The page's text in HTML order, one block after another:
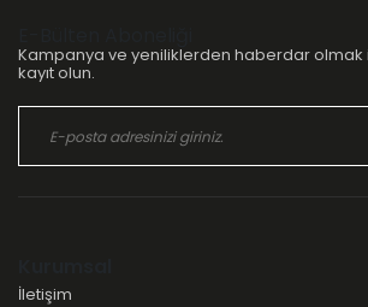
Kampanya ve yeniliklerden haberdar
kayıt olun.
İletişim